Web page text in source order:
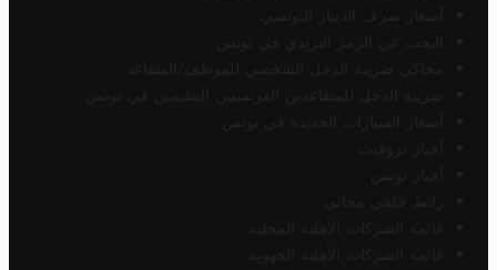
أسعار صرف الدينار التونسي
البحث عن الرمز البريدي في تونس
محاكي ضريبة الدخل الشخصي للموظف/المتقاعد
ضريبة الدخل للمتقاعدين الفرنسيين المقيمين في تونس
أسعار السيارات الجديدة في تونس
أخبار تروفيت
أخبار تونس
رابط خلفي مجاني
قائمة الشركات الأهلية المحلية
قائمة الشركات الأهلية الجهوية